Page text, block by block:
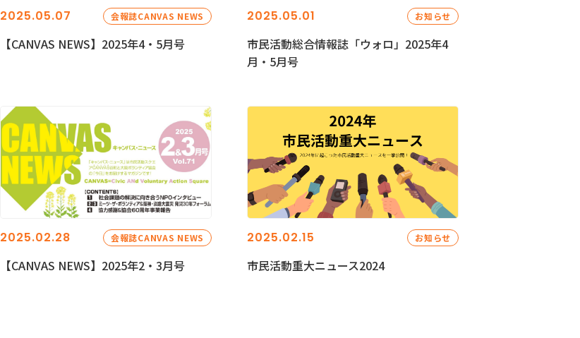
2025.05.07 会報誌CANVAS NEWS
【CANVAS NEWS】2025年4・5月号
2025.05.01 お知らせ
市民活動総合情報誌「ウォロ」2025年4
月・5月号
2025.02.28 会報誌CANVAS NEWS
【CANVAS NEWS】2025年2・3月号
2025.02.15 お知らせ
市民活動重大ニュース2024